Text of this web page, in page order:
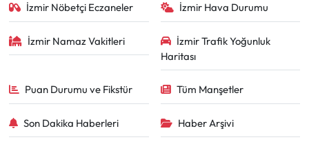
İzmir Nöbetçi Eczaneler İzmir Hava Durumu
İzmir Namaz Vakitleri
İzmir Trafik Yoğunluk
Haritası
Puan Durumu ve Fikstür Tüm Manşetler
Son Dakika Haberleri Haber Arşivi